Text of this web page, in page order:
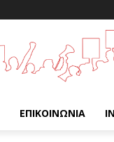
ΕΠΙΚΟΙΝΩΝΊΑ